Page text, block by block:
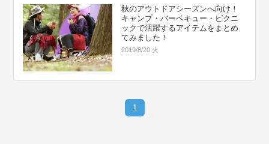
秋のアウトドアシーズンへ向け！
キャンプ・バーベキュー・ピクニ
ックで活躍するアイテムをまとめ
てみました！
2019/8/20 火
1